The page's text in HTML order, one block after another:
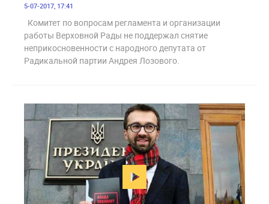
5-07-2017, 17:41
Комитет по вопросам регламента и организации
работы Верховной Рады не поддержал снятие
неприкосновенности с народного депутата от
Радикальной партии Андрея Лозового.